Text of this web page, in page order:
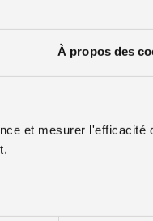
À propos des
et mesurer l'efficacité
par panne (main
panne mécanique suite à